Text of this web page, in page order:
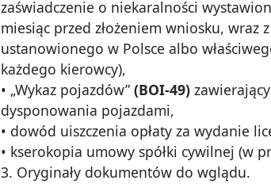
zaświadczenie o niekaralności
miesiąc przed złożeniem wniosku, wraz
ustanowionego w Polsce albo
każdego kierowcy),
• „Wykaz pojazdów” (BOI-49)
dysponowania pojazdami,
• dowód uiszczenia opłaty za wydanie
• kserokopia umowy spółki cywilnej (w
3. Oryginały dokumentów do wglądu.